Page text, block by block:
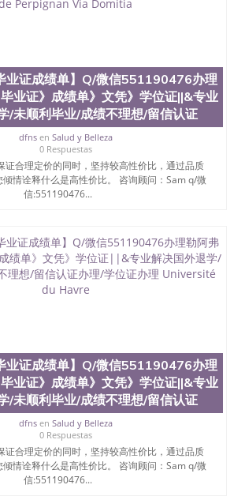
业证成绩单】Q/微信551190476办理
业证》成绩单》文凭》学位证||&专业
/未顺利毕业/成绩不理想/留信认证
dfnsen Salud y Belleza
0 Respuestas
证合理定价的同时，坚持较高性价比，通过品质
情诠释什么是高性价比。 咨询顾问：Sam q/微
信:551190476...
业证成绩单】Q/微信551190476办理
业证》成绩单》文凭》学位证||&专业
/未顺利毕业/成绩不理想/留信认证
dfnsen Salud y Belleza
0 Respuestas
证合理定价的同时，坚持较高性价比，通过品质
情诠释什么是高性价比。 咨询顾问：Sam q/微
信:551190476...